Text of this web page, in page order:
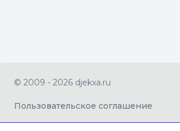
© 2009 - 2026 djekxa.ru
Пользовательское соглашение